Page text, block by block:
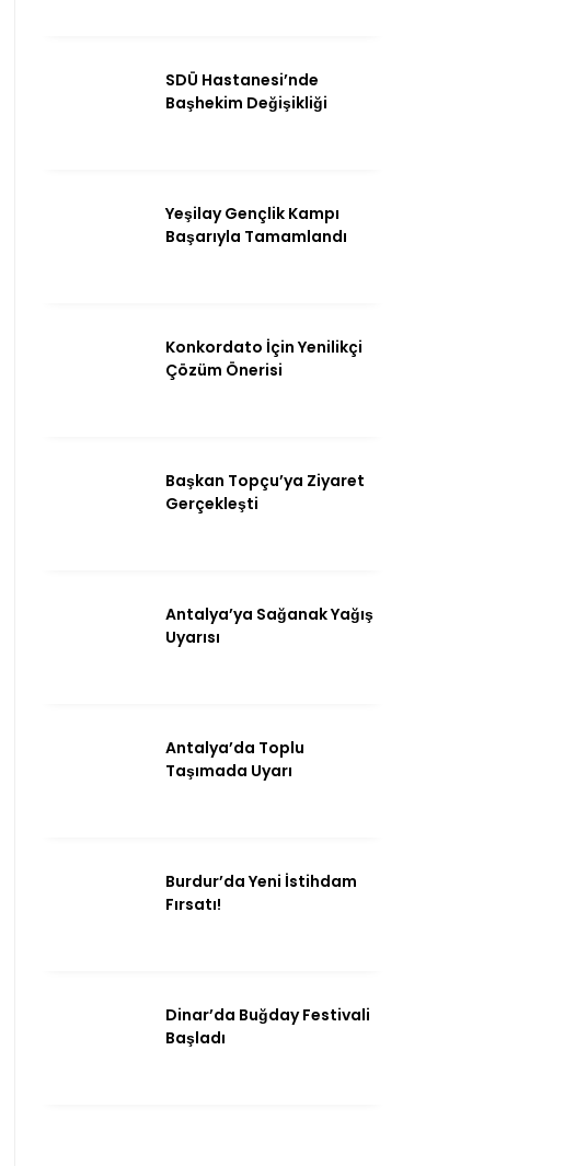
SDÜ Hastanesi’nde
Başhekim Değişikliği
Yeşilay Gençlik Kampı
Başarıyla Tamamlandı
Konkordato İçin Yenilikçi
Çözüm Önerisi
Başkan Topçu’ya Ziyaret
Gerçekleşti
Antalya’ya Sağanak Yağış
Uyarısı
Antalya’da Toplu
Taşımada Uyarı
Burdur’da Yeni İstihdam
Fırsatı!
Dinar’da Buğday Festivali
Başladı